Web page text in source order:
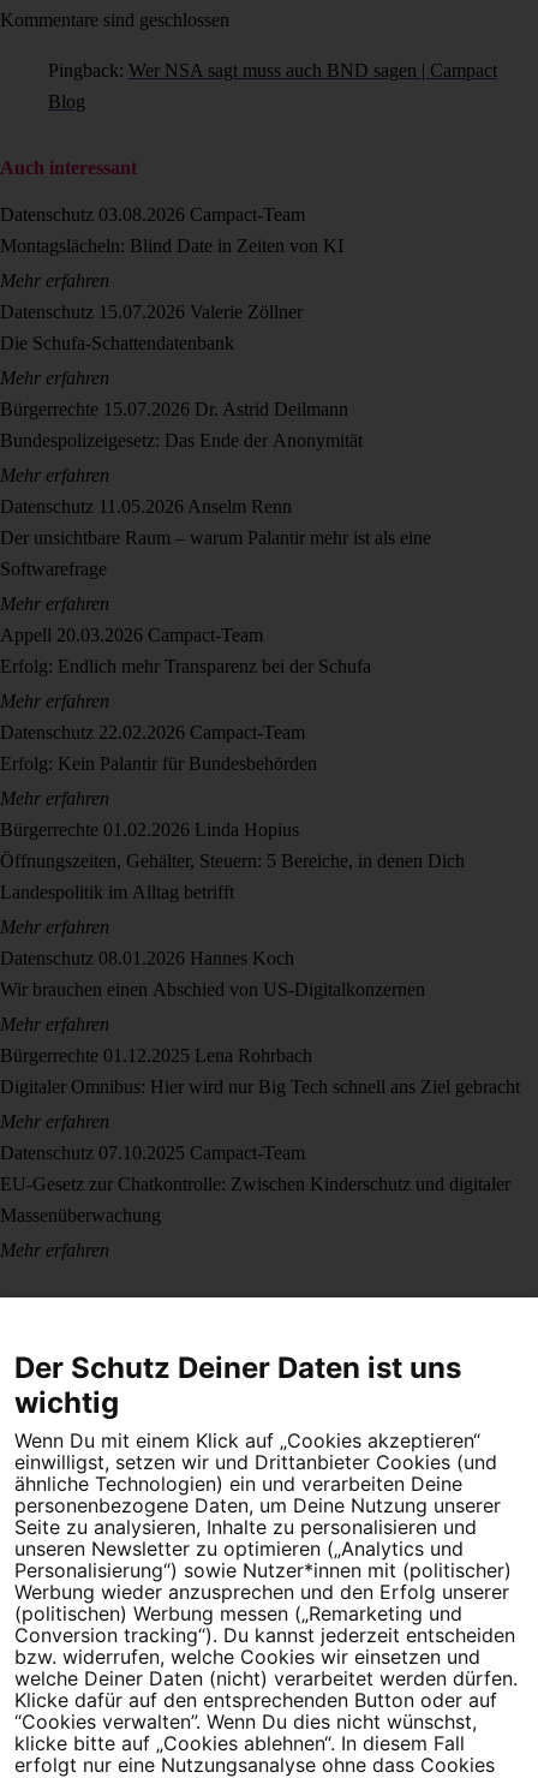
Kommentare sind geschlossen
Pingback: Wer NSA sagt muss auch BND sagen | Campact
Blog
Auch interessant
Datenschutz 03.08.2026 Campact-Team
Montagslächeln: Blind Date in Zeiten von KI
Mehr erfahren
Datenschutz 15.07.2026 Valerie Zöllner
Die Schufa-Schattendatenbank
Mehr erfahren
Bürgerrechte 15.07.2026 Dr. Astrid Deilmann
Bundespolizeigesetz: Das Ende der Anonymität
Mehr erfahren
Datenschutz 11.05.2026 Anselm Renn
Der unsichtbare Raum – warum Palantir mehr ist als eine
Softwarefrage
Mehr erfahren
Appell 20.03.2026 Campact-Team
Erfolg: Endlich mehr Transparenz bei der Schufa
Mehr erfahren
Datenschutz 22.02.2026 Campact-Team
Erfolg: Kein Palantir für Bundesbehörden
Mehr erfahren
Bürgerrechte 01.02.2026 Linda Hopius
Öffnungszeiten, Gehälter, Steuern: 5 Bereiche, in denen Dich
Landespolitik im Alltag betrifft
Mehr erfahren
Datenschutz 08.01.2026 Hannes Koch
Wir brauchen einen Abschied von US-Digitalkonzernen
Mehr erfahren
Bürgerrechte 01.12.2025 Lena Rohrbach
Digitaler Omnibus: Hier wird nur Big Tech schnell ans Ziel gebracht
Mehr erfahren
Datenschutz 07.10.2025 Campact-Team
EU-Gesetz zur Chatkontrolle: Zwischen Kinderschutz und digitaler
Massenüberwachung
Mehr erfahren
Dein Engagement macht den Unterschied. Schließe Dich 4,5
Millionen Menschen an.
Newsletter bestellen
Campact e.V.
IBAN DE95 2‍5‍1‍2 0‍5‍1‍0 6‍9‍8‍0 0‍0‍0‍0 0‍0
SozialBank
Direkt online spenden
Der Schutz Deiner Daten ist uns
wichtig
Wenn Du mit einem Klick auf „Cookies akzeptieren“
einwilligst, setzen wir und Drittanbieter Cookies (und
ähnliche Technologien) ein und verarbeiten Deine
personenbezogene Daten, um Deine Nutzung unserer
Seite zu analysieren, Inhalte zu personalisieren und
unseren Newsletter zu optimieren („Analytics und
Personalisierung“) sowie Nutzer*innen mit (politischer)
Werbung wieder anzusprechen und den Erfolg unserer
(politischen) Werbung messen („Remarketing und
Conversion tracking“). Du kannst jederzeit entscheiden
bzw. widerrufen, welche Cookies wir einsetzen und
welche Deiner Daten (nicht) verarbeitet werden dürfen.
Klicke dafür auf den entsprechenden Button oder auf
“Cookies verwalten”. Wenn Du dies nicht wünschst,
klicke bitte auf „Cookies ablehnen“. In diesem Fall
erfolgt nur eine Nutzungsanalyse ohne dass Cookies